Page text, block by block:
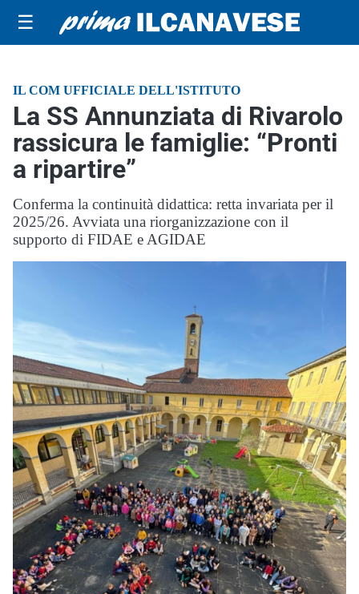
☰
IL COM UFFICIALE DELL'ISTITUTO
La SS Annunziata di Rivarolo
rassicura le famiglie: “Pronti
a ripartire”
Conferma la continuità didattica: retta invariata per il
2025/26. Avviata una riorganizzazione con il
supporto di FIDAE e AGIDAE